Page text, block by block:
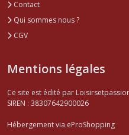
Contact
Qui sommes nous ?
CGV
Mentions légales
Ce site est édité par
SIREN : 38307642900026
Hébergement via eProShopping